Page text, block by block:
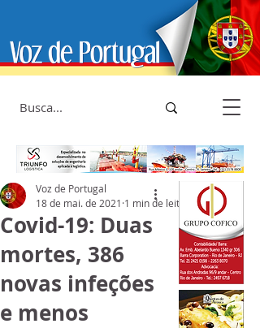
Covid-19: Duas
mortes, 386
novas infeções
e menos
Voz de Portugal
18 de mai. de 2021 1 min de leitura